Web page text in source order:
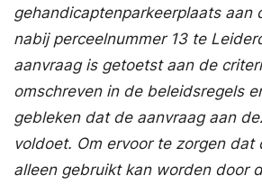
gehandicaptenparkeerplaats aan
nabij perceelnummer 13 te
aanvraag is getoetst aan de
omschreven in de beleidsregels
gebleken dat de aanvraag aan
voldoet. Om ervoor te zorgen dat
alleen gebruikt kan worden door